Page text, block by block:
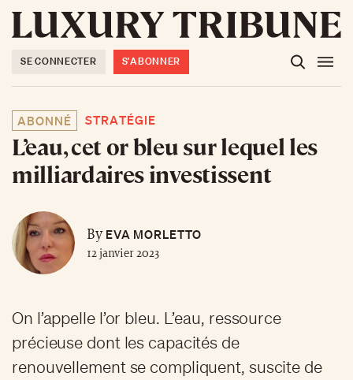
SE CONNECTER S'ABONNER
ABONNÉ STRATÉGIE
L’eau, cet or bleu sur lequel les
milliardaires investissent
ByEVA MORLETTO
12 janvier 2023
On l’appelle l’or bleu. L’eau, ressource
précieuse dont les capacités de
renouvellement se compliquent, suscite de